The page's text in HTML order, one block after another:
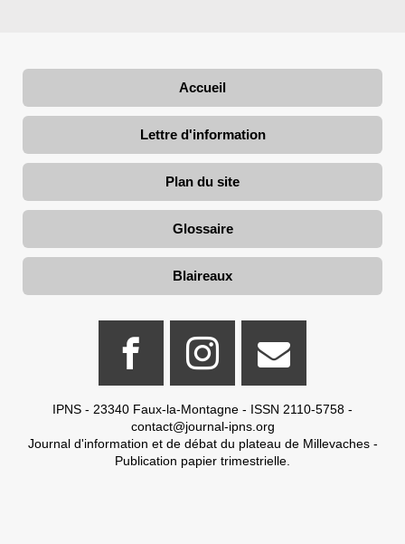
Accueil
Lettre d'information
Plan du site
Glossaire
Blaireaux
IPNS - 23340 Faux-la-Montagne - ISSN 2110-5758 -
contact@journal-ipns.org
Journal d'information et de débat du plateau de Millevaches -
Publication papier trimestrielle.